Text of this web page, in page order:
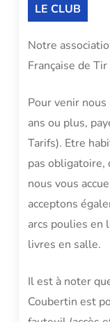
LE CLUB
Notre
Française de
Pour venir
ans ou plus,
Tarifs). Etre
pas obligatoire,
nous vous
acceptons
arcs poulies en
livres en salle.
Il est à noter
Coubertin est